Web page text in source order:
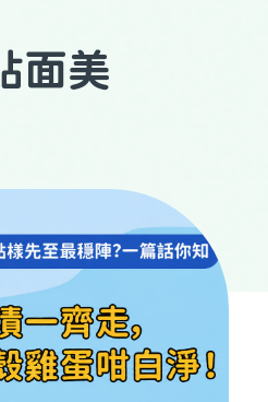
面美